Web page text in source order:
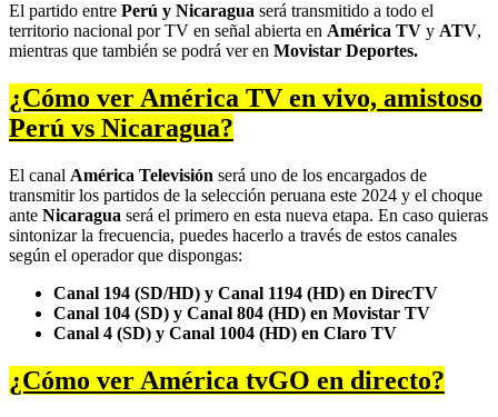
El partido entre Perú y Nicaragua será transmitido a todo el
territorio nacional por TV en señal abierta en América TV y ATV,
mientras que también se podrá ver en Movistar Deportes.
¿Cómo ver América TV en vivo, amistoso
Perú vs Nicaragua?
El canal América Televisión será uno de los encargados de
transmitir los partidos de la selección peruana este 2024 y el choque
ante Nicaragua será el primero en esta nueva etapa. En caso quieras
sintonizar la frecuencia, puedes hacerlo a través de estos canales
según el operador que dispongas:
Canal 194 (SD/HD) y Canal 1194 (HD) en DirecTV
Canal 104 (SD) y Canal 804 (HD) en Movistar TV
Canal 4 (SD) y Canal 1004 (HD) en Claro TV
¿Cómo ver América tvGO en directo?